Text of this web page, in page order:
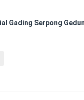
Gading Serpong